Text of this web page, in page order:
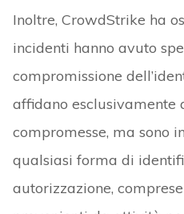
Inoltre, CrowdStrike ha
incidenti hanno avuto
compromissione
affidano esclusivamente
compromesse, ma sono
qualsiasi forma di
autorizzazione,